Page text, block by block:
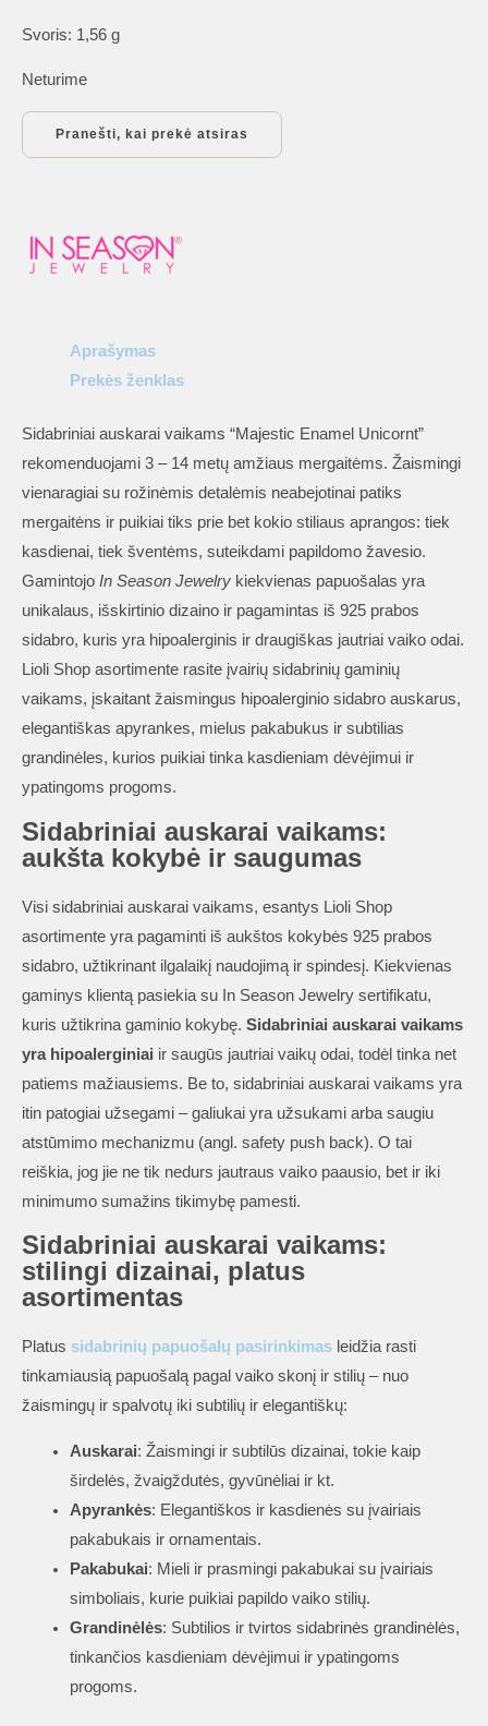
Svoris: 1,56 g
Neturime
Aprašymas
Prekės ženklas
Sidabriniai auskarai vaikams “Majestic Enamel Unicornt”
rekomenduojami 3 – 14 metų amžiaus mergaitėms. Žaismingi
vienaragiai su rožinėmis detalėmis neabejotinai patiks
mergaitėns ir puikiai tiks prie bet kokio stiliaus aprangos: tiek
kasdienai, tiek šventėms, suteikdami papildomo žavesio.
Gamintojo In Season Jewelry kiekvienas papuošalas yra
unikalaus, išskirtinio dizaino ir pagamintas iš 925 prabos
sidabro, kuris yra hipoalerginis ir draugiškas jautriai vaiko odai.
Lioli Shop asortimente rasite įvairių sidabrinių gaminių
vaikams, įskaitant žaismingus hipoalerginio sidabro auskarus,
elegantiškas apyrankes, mielus pakabukus ir subtilias
grandinėles, kurios puikiai tinka kasdieniam dėvėjimui ir
ypatingoms progoms.
Sidabriniai auskarai vaikams:
aukšta kokybė ir saugumas
Visi sidabriniai auskarai vaikams, esantys Lioli Shop
asortimente yra pagaminti iš aukštos kokybės 925 prabos
sidabro, užtikrinant ilgalaikį naudojimą ir spindesį. Kiekvienas
gaminys klientą pasiekia su In Season Jewelry sertifikatu,
kuris užtikrina gaminio kokybę. Sidabriniai auskarai vaikams
yra hipoalerginiai ir saugūs jautriai vaikų odai, todėl tinka net
patiems mažiausiems. Be to, sidabriniai auskarai vaikams yra
itin patogiai užsegami – galiukai yra užsukami arba saugiu
atstūmimo mechanizmu (angl. safety push back). O tai
reiškia, jog jie ne tik nedurs jautraus vaiko paausio, bet ir iki
minimumo sumažins tikimybę pamesti.
Sidabriniai auskarai vaikams:
stilingi dizainai, platus
asortimentas
Platus sidabrinių papuošalų pasirinkimas leidžia rasti
tinkamiausią papuošalą pagal vaiko skonį ir stilių – nuo
žaismingų ir spalvotų iki subtilių ir elegantiškų:
Auskarai: Žaismingi ir subtilūs dizainai, tokie kaip
širdelės, žvaigždutės, gyvūnėliai ir kt.
Apyrankės: Elegantiškos ir kasdienės su įvairiais
pakabukais ir ornamentais.
Pakabukai: Mieli ir prasmingi pakabukai su įvairiais
simboliais, kurie puikiai papildo vaiko stilių.
Grandinėlės: Subtilios ir tvirtos sidabrinės grandinėlės,
tinkančios kasdieniam dėvėjimui ir ypatingoms
progoms.